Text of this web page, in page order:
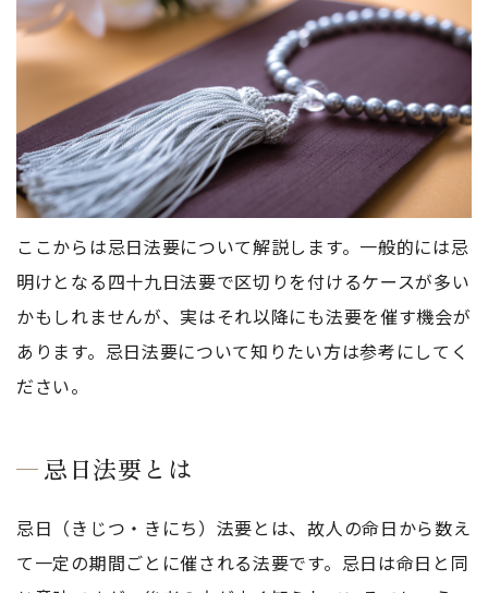
ここからは忌日法要について解説します。一般的には忌
明けとなる四十九日法要で区切りを付けるケースが多い
かもしれませんが、実はそれ以降にも法要を催す機会が
あります。忌日法要について知りたい方は参考にしてく
ださい。
忌日法要とは
忌日（きじつ・きにち）法要とは、故人の命日から数え
て一定の期間ごとに催される法要です。忌日は命日と同